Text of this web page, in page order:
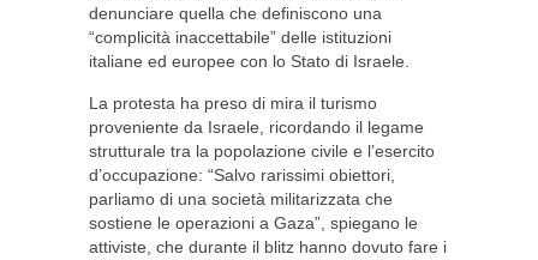
denunciare quella che definiscono una
“complicità inaccettabile” delle istituzioni
italiane ed europee con lo Stato di Israele.
La protesta ha preso di mira il turismo
proveniente da Israele, ricordando il legame
strutturale tra la popolazione civile e l’esercito
d’occupazione: “Salvo rarissimi obiettori,
parliamo di una società militarizzata che
sostiene le operazioni a Gaza”, spiegano le
attiviste, che durante il blitz hanno dovuto fare i